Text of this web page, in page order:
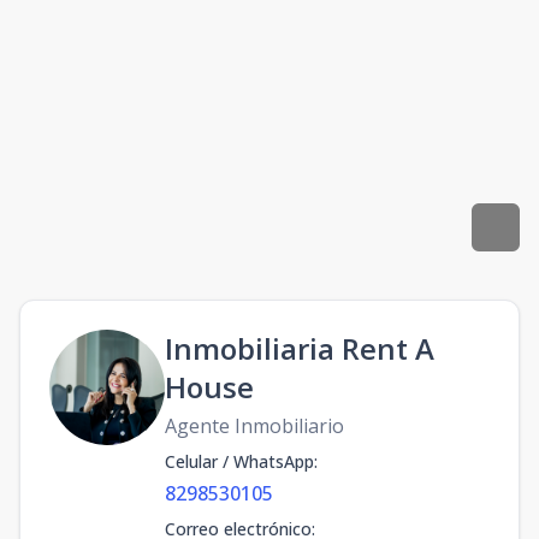
Inmobiliaria Rent A
House
Agente Inmobiliario
Celular / WhatsApp:
8298530105
Correo electrónico: